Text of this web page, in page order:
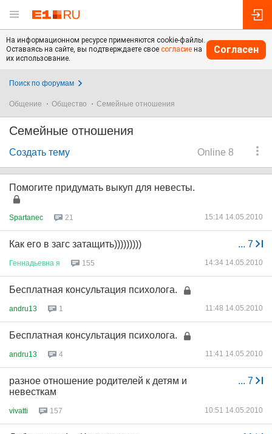
На информационном ресурсе применяются cookie-файлы.
Оставаясь на сайте, вы подтверждаете свое согласие на
их использование.
Согласен
Поиск по форумам
Общение Общество Семейные отношения
Семейные отношения
Online 8
Создать тему
Помогите придумать выкуп для невесты.
Spartanec 21 15:14 14.05.2010
... 7
Как его в загс затащить)))))))))
Геннадьевна я 155 14:34 14.05.2010
Бесплатная консультация психолога.
andru13 1 11:48 14.05.2010
Бесплатная консультация психолога.
andru13 4 11:41 14.05.2010
... 7
разное отношение родителей к детям и
невесткам
vivatti 157 10:51 14.05.2010